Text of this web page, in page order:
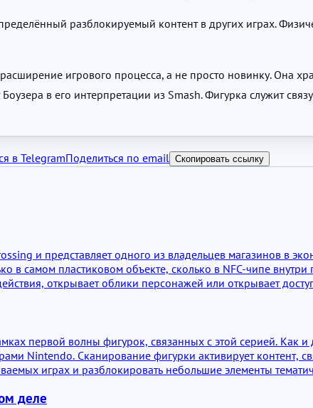
разблокируемый контент в других играх.
игрового процесса, а не просто новинку. Она
в его интерпретации из Smash. Фигурка служит
в TelegramПоделиться по email Скопировать ссылку
и представляет одного из владельцев магазинов в
в самом пластиковом объекте, сколько в NFC-чипе
открывает облики персонажей или открывает
первой волны фигурок, связанных с этой серией. Как и
Nintendo. Сканирование фигурки активирует контент,
играх и разблокировать небольшие элементы
деле